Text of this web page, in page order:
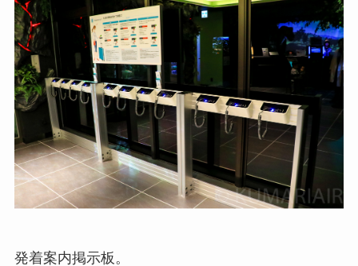
発着案内掲示板。